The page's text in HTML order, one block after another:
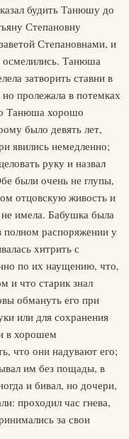
будить Танюшу до
Степановну
Степановнами, и
осмелились. Танюша
затворить ставни в
но пролежала в потемках
Танюша хорошо
было девять лет,
явились немедленно;
руку и назвал
были очень не глупы,
отцовскую живость и
имела. Бабушка была
полном распоряжении у
хитрить с
по их наущению, что,
и что старик знал
обмануть его при
или для сохранения
в хорошем
что они надувают его;
им без пощады, в
и бивал, но дочери,
проходил час гнева,
за свои